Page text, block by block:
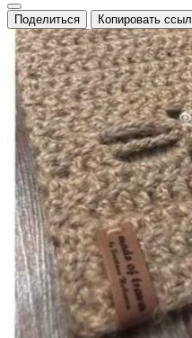
Поделиться Копировать